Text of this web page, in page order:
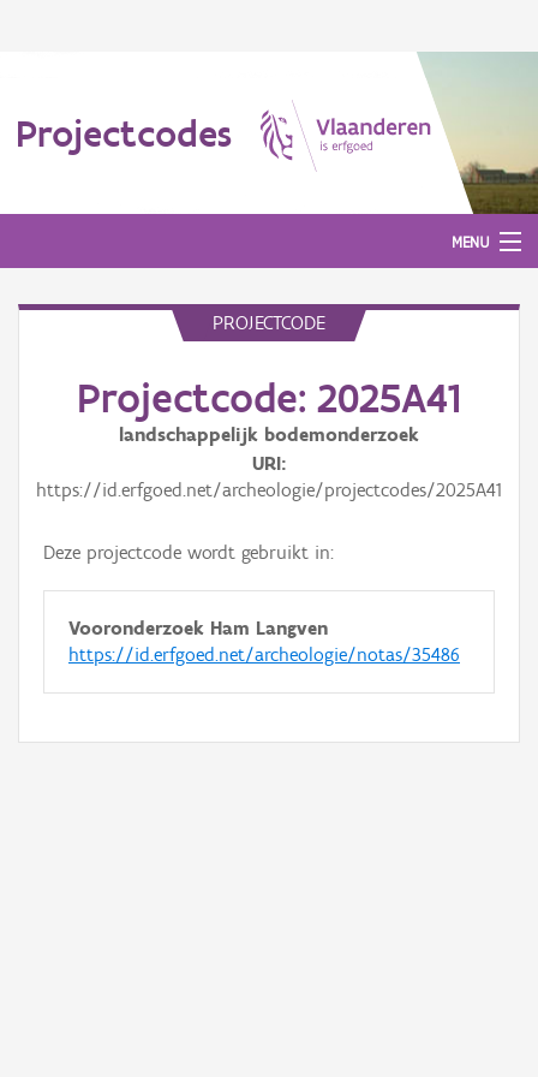
Projectcodes
MENU
PROJECTCODE
Projectcode: 2025A41
landschappelijk bodemonderzoek
URI
https://id.erfgoed.net/archeologie/projectcodes/2025A41
Deze projectcode wordt gebruikt in:
Vooronderzoek Ham Langven
https://id.erfgoed.net/archeologie/notas/35486